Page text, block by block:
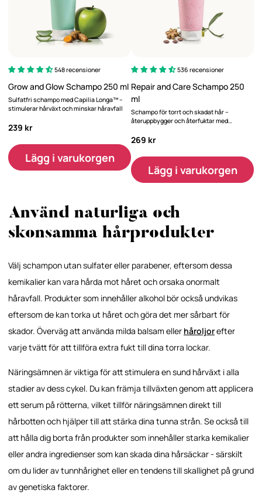
548 recensioner
Grow and Glow Schampo 250 ml
Sulfatfri schampo med Capilia Longa™ –
stimulerar hårväxt och minskar håravfall
239 kr
Lägg i varukorgen
536 recensioner
Repair and Care Schampo 250
ml
Schampo för torrt och skadat hår –
återuppbygger och återfuktar med
269 kr
Lägg i varukorgen
Använd naturliga och
skonsamma hårprodukter
Välj schampon utan sulfater eller parabener, eftersom dessa
kemikalier kan vara hårda mot håret och orsaka onormalt
håravfall. Produkter som innehåller alkohol bör också undvikas
eftersom de kan torka ut håret och göra det mer sårbart för
skador. Överväg att använda milda balsam eller håroljorefter
varje tvätt för att tillföra extra fukt till dina torra lockar.
Näringsämnen är viktiga för att stimulera en sund hårväxt i alla
stadier av dess cykel. Du kan främja tillväxten genom att applicera
ett serum på rötterna, vilket tillför näringsämnen direkt till
hårbotten och hjälper till att stärka dina tunna strån. Se också till
att hålla dig borta från produkter som innehåller starka kemikalier
eller andra ingredienser som kan skada dina hårsäckar - särskilt
om du lider av tunnhårighet eller en tendens till skallighet på grund
av genetiska faktorer.